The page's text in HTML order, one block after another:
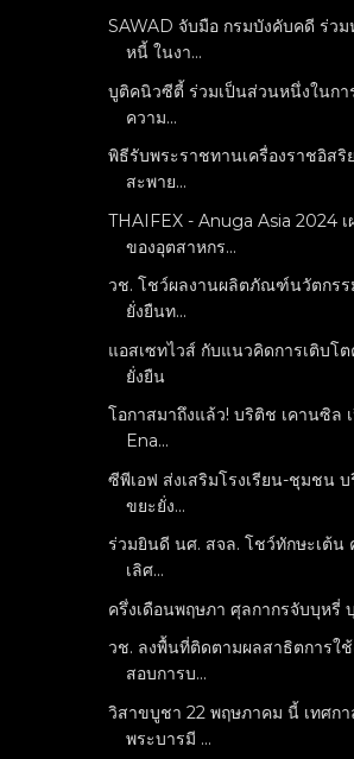
SAWAD จับมือ กรมบังคับคดี ร่วม
หนี้ ในงา...
บูติคนิวซีตี้ ร่วมเป็นส่วนหนึ่งในกา
ความ...
พิธีรับพระราชทานเครื่องราชอิส
สะพาย...
THAIFEX - Anuga Asia 2024 เ
ของอุตสาหกร...
วช. โชว์ผลงานผลิตภัณฑ์นวัตกรร
ยั่งยืนท...
แอสเซทไวส์ กับแนวคิดการเติบโ
ยั่งยืน
โอกาสมาถึงแล้ว! บริติช เคานซิล
Ena...
ซีพีเอฟ ส่งเสริมโรงเรียน-ชุมชน
ขยะยั่ง...
ร่วมยินดี นศ. สจล. โชว์ทักษะเต้น
เลิศ...
ครึ่งเดือนพฤษภา ศุลกากรจับบุหรี่
วช. ลงพื้นที่ติดตามผลสาธิตการใ
สอบการบ...
วิสาขบูชา 22 พฤษภาคม นี้ เทศก
พระบารมี ...